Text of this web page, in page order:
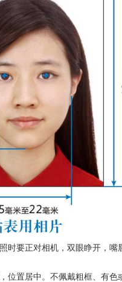
要正对相机，双眼睁开，嘴
置居中。不佩戴粗框、有色